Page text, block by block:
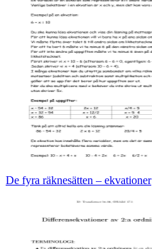
De fyra räknesätten – ekvationer